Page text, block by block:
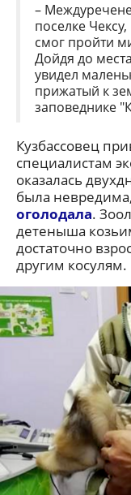
–
поселке
смог пройти
Дойдя до
увидел
прижатый к
заповеднике
Кузбассовец
специалистам
оказалась
была невредима,
оголодала.
детеныша
достаточно
другим косулям.